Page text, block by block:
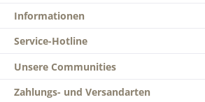
Informationen
Service-Hotline
Unsere Communities
Zahlungs- und Versandarten